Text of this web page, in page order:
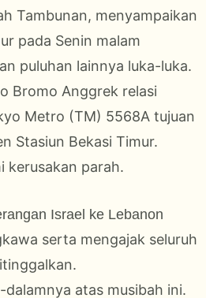
Tambunan, menyampaikan
pada Senin malam
puluhan lainnya luka-luka.
Bromo Anggrek relasi
Metro (TM) 5568A tujuan
Stasiun Bekasi Timur.
kerusakan parah.
Israel ke Lebanon
serta mengajak seluruh
atas musibah ini.